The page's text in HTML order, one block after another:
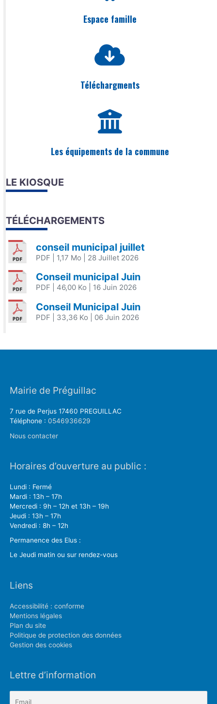
Espace famille
Téléchargments
Les équipements de la commune
LE KIOSQUE
TÉLÉCHARGEMENTS
conseil municipal juillet
PDF | 1,17 Mo | 28 Juillet 2026
Conseil municipal Juin
PDF | 46,00 Ko | 16 Juin 2026
Conseil Municipal Juin
PDF | 33,36 Ko | 06 Juin 2026
Mairie de Préguillac
7 rue de Perjus 17460 PREGUILLAC
Téléphone : 0546936629
Nous contacter
Horaires d’ouverture au public :
Lundi : Fermé
Mardi : 13h – 17h
Mercredi : 9h – 12h et 13h – 19h
Jeudi : 13h – 17h
Vendredi : 8h – 12h
Permanence des Elus :
Le Jeudi matin ou sur rendez-vous
Liens
Accessibilité : conforme
Mentions légales
Plan du site
Politique de protection des données
Gestion des cookies
Lettre d’information